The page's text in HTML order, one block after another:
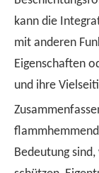
kann die
mit anderen
Eigenschaften
und ihre
Bedeutung